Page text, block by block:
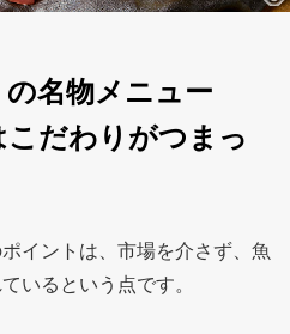
の名物メニュー
こだわりがつまっ
イントは、市場を介さず、魚
いるという点です。